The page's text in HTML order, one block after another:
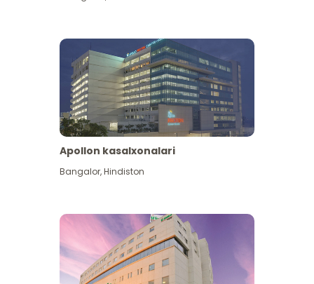
Apollon kasalxonalari
Bangalor,Hindiston